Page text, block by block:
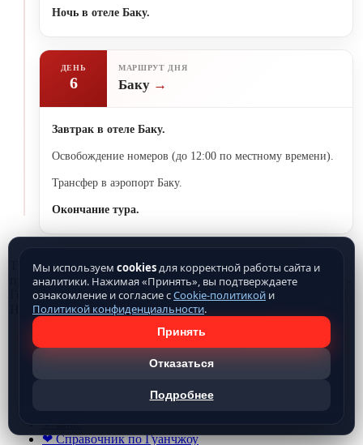
Ночь в отеле Баку.
ДЕНЬ
6
МАРШРУТ ДНЯ
Баку
Завтрак в отеле Баку.
Освобождение номеров (до 12:00 по местному времени).
Трансфер в аэропорт Баку.
Окончание тура.
Туроператор Чайна Трэвел предлагает Тур: "Азербайджан -
праздник вкуса" Длительность путевки: 6/5 , маршрут: Баку -
Гобустан - Апшеронский полуостров - Шемаха - Габала -
Нидж - Шеки - Киш - Баку, виза: не требуется.
Чтобы купить тур, вы можете забронировать его на
сайте или позвонить по телефонам
❤ Блог
❤ Справочник по Гуанчжоу
Мы используем cookiesдля корректной работы сайта и
аналитики. Нажимая «Принять», вы подтверждаете
ознакомление и согласие сCookie-политикой и
Политикой конфиденциальности.
Принять
Отказаться
Подробнее